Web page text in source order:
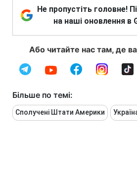
Не пропустіть головне!
на наші оновлення в
Або читайте нас там, де
Більше по темі:
Сполучені Штати Америки